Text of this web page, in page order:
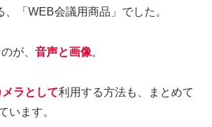
、「WEB会議用商品」でした。
が、 音声と画像。
ラとして利用する方法も、まとめて
います。